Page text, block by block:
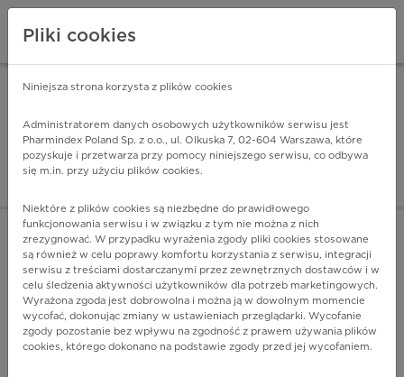
Pharmindex - lider
ZALOGUJ SIĘ
POKAŻ FILTRY
Pharmindex
Pliki cookies
Niniejsza strona korzysta z plików cookies
Administratorem danych osobowych użytkowników serwisu jest
Pharmindex Poland Sp. z o.o., ul. Olkuska 7, 02-604 Warszawa, które
pozyskuje i przetwarza przy pomocy niniejszego serwisu, co odbywa
się m.in. przy użyciu plików cookies.
Niektóre z plików cookies są niezbędne do prawidłowego
funkcjonowania serwisu i w związku z tym nie można z nich
zrezygnować. W przypadku wyrażenia zgody pliki cookies stosowane
są również w celu poprawy komfortu korzystania z serwisu, integracji
serwisu z treściami dostarczanymi przez zewnętrznych dostawców i w
celu śledzenia aktywności użytkowników dla potrzeb marketingowych.
Wyrażona zgoda jest dobrowolna i można ją w dowolnym momencie
wycofać, dokonując zmiany w ustawieniach przeglądarki. Wycofanie
zgody pozostanie bez wpływu na zgodność z prawem używania plików
cookies, którego dokonano na podstawie zgody przed jej wycofaniem.
ZA DARMO - w Google Play INSTALUJ